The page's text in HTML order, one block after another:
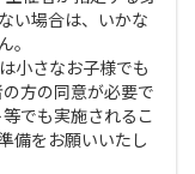
い場合は、いかな
。
小さなお子様でも
方の同意が必要で
でも実施されるこ
備をお願いいたし